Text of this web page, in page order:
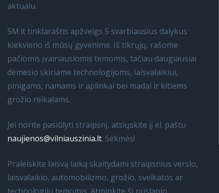
aktualu.
5M.lt tinklaraštis apžvelgs 5 svarbiausius dalykus
kiekvieno iš mūsų gyvenime. Iš tikrųjų, rašome
pačiomis įvairiausiomis temomis, tačiau daugiausiai
dėmesio skiriame technologijoms, laisvalaikiui,
pinigams, namams ir aplinkai bei madai ir kitiems
grožio reikalams.
Jei norite pasiūlyti straipsnį, atsiųskite jį el. paštu
naujienos@vilniauszinia.lt. Sėkmės!
Praleiskite laisvą laiką skaitydami straipsnius verslo,
laisvalaikio, automobilizmo, grožio, sveikatos ar